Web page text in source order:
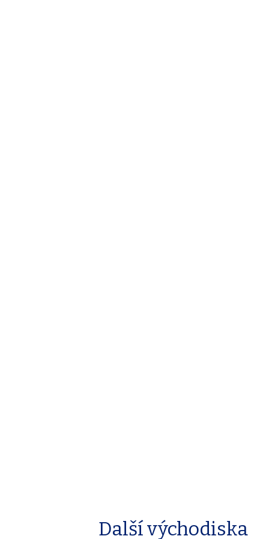
Další východiska